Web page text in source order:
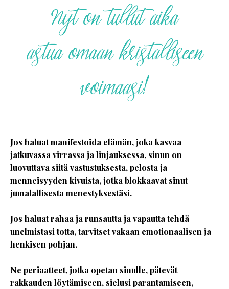
Nyt on tullut aika
astua omaan kristalliseen
voimaasi!
Jos haluat manifestoida elämän, joka kasvaa
jatkuvassa virrassa ja linjauksessa, sinun on
luovuttava siitä vastustuksesta, pelosta ja
menneisyyden kivuista, jotka blokkaavat sinut
jumalallisesta menestyksestäsi.
Jos haluat rahaa ja runsautta ja vapautta tehdä
unelmistasi totta, tarvitset vakaan emotionaalisen ja
henkisen pohjan.
Ne periaatteet, jotka opetan sinulle, pätevät
rakkauden löytämiseen, sielusi parantamiseen,